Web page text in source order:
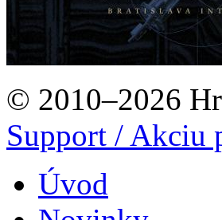
© 2010–2026
Support / Akciu
Úvod